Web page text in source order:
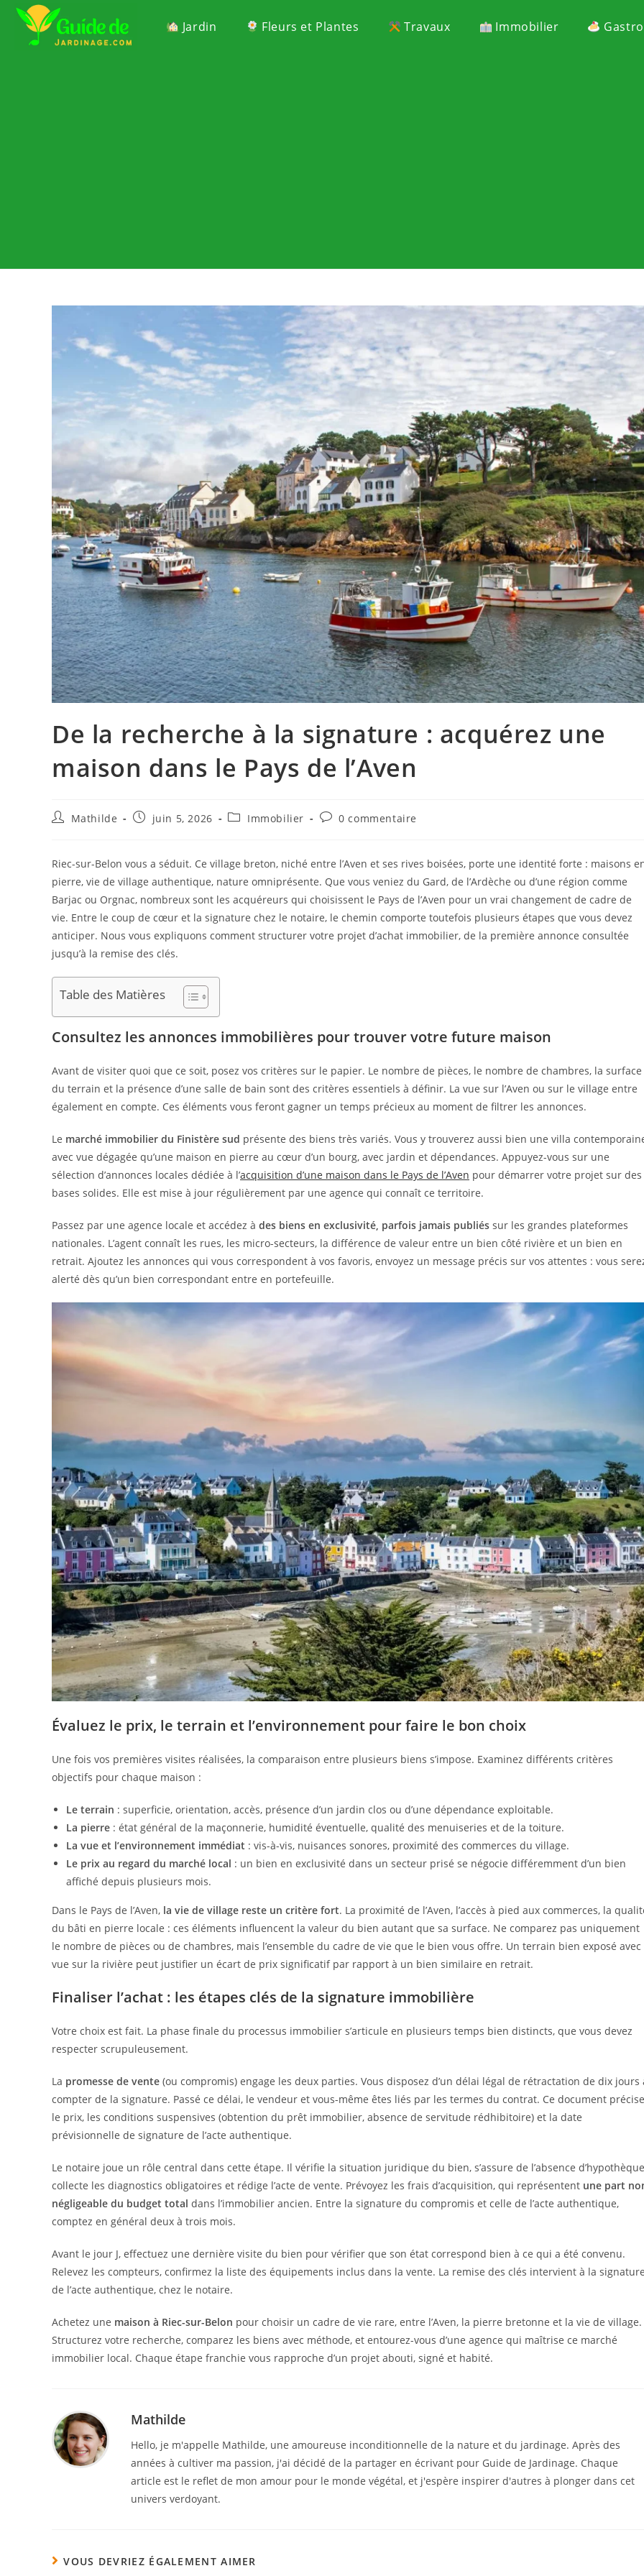
Jardin Fleurs et Plantes Travaux Immobilier
De la recherche à la signature : acquérez une
maison dans le Pays de l’Aven
Mathilde juin 5, 2026 Immobilier 0 commentaire
Riec-sur-Belon vous a séduit. Ce village breton, niché entre l’Aven et ses rives boisées, porte une identité forte : maisons
pierre, vie de village authentique, nature omniprésente. Que vous veniez du Gard, de l’Ardèche ou d’une région comme
Barjac ou Orgnac, nombreux sont les acquéreurs qui choisissent le Pays de l’Aven pour un vrai changement de cadre de
vie. Entre le coup de cœur et la signature chez le notaire, le chemin comporte toutefois plusieurs étapes que vous devez
anticiper. Nous vous expliquons comment structurer votre projet d’achat immobilier, de la première annonce consultée
jusqu’à la remise des clés.
Table des Matières
Consultez les annonces immobilières pour trouver votre future maison
Avant de visiter quoi que ce soit, posez vos critères sur le papier. Le nombre de pièces, le nombre de chambres, la surface
du terrain et la présence d’une salle de bain sont des critères essentiels à définir. La vue sur l’Aven ou sur le village entre
également en compte. Ces éléments vous feront gagner un temps précieux au moment de filtrer les annonces.
Le marché immobilier du Finistère sud présente des biens très variés. Vous y trouverez aussi bien une villa
avec vue dégagée qu’une maison en pierre au cœur d’un bourg, avec jardin et dépendances. Appuyez-vous sur une
sélection d’annonces locales dédiée à l’acquisition d’une maison dans le Pays de l’Aven pour démarrer votre projet sur des
bases solides. Elle est mise à jour régulièrement par une agence qui connaît ce territoire.
Passez par une agence locale et accédez à des biens en exclusivité, parfois jamais publiés sur les grandes plateformes
nationales. L’agent connaît les rues, les micro-secteurs, la différence de valeur entre un bien côté rivière et un bien en
retrait. Ajoutez les annonces qui vous correspondent à vos favoris, envoyez un message précis sur vos attentes : vous
alerté dès qu’un bien correspondant entre en portefeuille.
Évaluez le prix, le terrain et l’environnement pour faire le bon choix
Une fois vos premières visites réalisées, la comparaison entre plusieurs biens s’impose. Examinez différents critères
objectifs pour chaque maison :
Le terrain : superficie, orientation, accès, présence d’un jardin clos ou d’une dépendance exploitable.
La pierre : état général de la maçonnerie, humidité éventuelle, qualité des menuiseries et de la toiture.
La vue et l’environnement immédiat : vis-à-vis, nuisances sonores, proximité des commerces du village.
Le prix au regard du marché local : un bien en exclusivité dans un secteur prisé se négocie différemment d’un bien
affiché depuis plusieurs mois.
Dans le Pays de l’Aven, la vie de village reste un critère fort. La proximité de l’Aven, l’accès à pied aux commerces, la
du bâti en pierre locale : ces éléments influencent la valeur du bien autant que sa surface. Ne comparez pas uniquement
le nombre de pièces ou de chambres, mais l’ensemble du cadre de vie que le bien vous offre. Un terrain bien exposé avec
vue sur la rivière peut justifier un écart de prix significatif par rapport à un bien similaire en retrait.
Finaliser l’achat : les étapes clés de la signature immobilière
Votre choix est fait. La phase finale du processus immobilier s’articule en plusieurs temps bien distincts, que vous devez
respecter scrupuleusement.
La promesse de vente (ou compromis) engage les deux parties. Vous disposez d’un délai légal de rétractation de dix jours
compter de la signature. Passé ce délai, le vendeur et vous-même êtes liés par les termes du contrat. Ce document précise
le prix, les conditions suspensives (obtention du prêt immobilier, absence de servitude rédhibitoire) et la date
prévisionnelle de signature de l’acte authentique.
Le notaire joue un rôle central dans cette étape. Il vérifie la situation juridique du bien, s’assure de l’absence
collecte les diagnostics obligatoires et rédige l’acte de vente. Prévoyez les frais d’acquisition, qui représentent une part
négligeable du budget total dans l’immobilier ancien. Entre la signature du compromis et celle de l’acte authentique,
comptez en général deux à trois mois.
Avant le jour J, effectuez une dernière visite du bien pour vérifier que son état correspond bien à ce qui a été convenu.
Relevez les compteurs, confirmez la liste des équipements inclus dans la vente. La remise des clés intervient à la
de l’acte authentique, chez le notaire.
Achetez une maison à Riec-sur-Belon pour choisir un cadre de vie rare, entre l’Aven, la pierre bretonne et la vie de village.
Structurez votre recherche, comparez les biens avec méthode, et entourez-vous d’une agence qui maîtrise ce marché
immobilier local. Chaque étape franchie vous rapproche d’un projet abouti, signé et habité.
Mathilde
Hello, je m'appelle Mathilde, une amoureuse inconditionnelle de la nature et du jardinage. Après des
années à cultiver ma passion, j'ai décidé de la partager en écrivant pour Guide de Jardinage. Chaque
article est le reflet de mon amour pour le monde végétal, et j'espère inspirer d'autres à plonger dans cet
univers verdoyant.
VOUS DEVRIEZ ÉGALEMENT AIMER